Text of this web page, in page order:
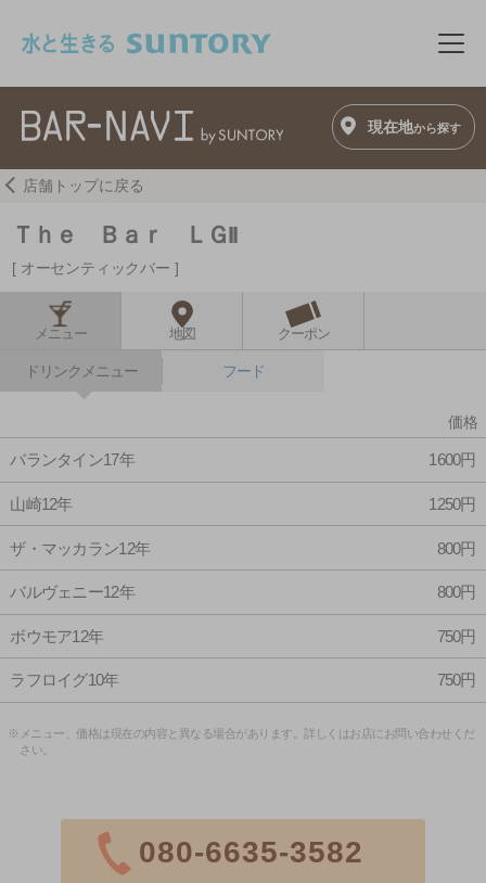
メ
現在地から探す
店舗トップに戻る
Ｔｈｅ Ｂａｒ ＬＧII
オーセンティックバー
メニュー 地図 クーポン
ドリンクメニュー フード
価格
バランタイン17年 1600円
山崎12年 1250円
ザ・マッカラン12年 800円
バルヴェニー12年 800円
ボウモア12年 750円
ラフロイグ10年 750円
※メニュー、価格は現在の内容と異なる場合があります。詳しくはお店にお問い合わせくだ
さい。
080-6635-3582